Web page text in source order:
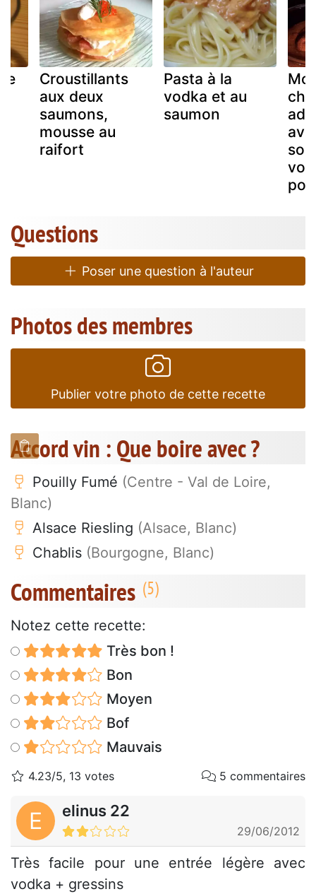
Croustillants
aux deux
saumons,
mousse au
raifort
Pasta à la
vodka et au
saumon
Questions
Poser une question à l'auteur
Photos des membres
Publier votre photo de cette recette
Accord vin : Que boire avec ?
Pouilly Fumé (Centre - Val de Loire,
Blanc)
Alsace Riesling (Alsace, Blanc)
Chablis (Bourgogne, Blanc)
Commentaires
Notez cette recette:
Très bon !
Bon
Moyen
Bof
Mauvais
4.23/5, 13 votes 5 commentaires
E elinus 22
29/06/2012
Très facile pour une entrée légère avec
vodka + gressins